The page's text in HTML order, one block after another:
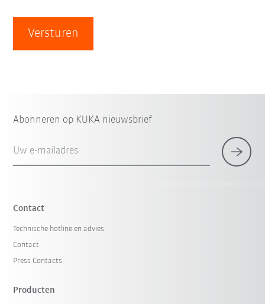
Versturen
Abonneren op KUKA nieuwsbrief
Uw e-mailadres
Contact
Technische hotline en advies
Contact
Press Contacts
Producten